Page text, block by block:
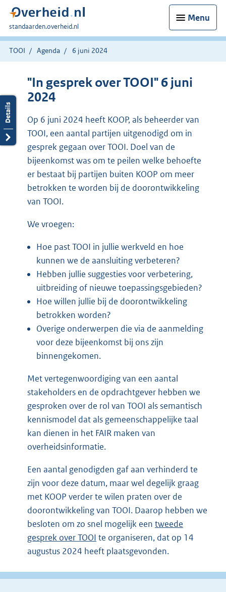
Menu
U
bent
hier:
standaarden.overheid.nl
TOOI Agenda 6 juni 2024
"In gesprek over TOOI" 6 juni
2024
Op 6 juni 2024 heeft KOOP, als beheerder van
TOOI, een aantal partijen uitgenodigd om in
gesprek gegaan over TOOI. Doel van de
bijeenkomst was om te peilen welke behoefte
er bestaat bij partijen buiten KOOP om meer
betrokken te worden bij de doorontwikkeling
van TOOI.
We vroegen:
Hoe past TOOI in jullie werkveld en hoe
kunnen we de aansluiting verbeteren?
Hebben jullie suggesties voor verbetering,
uitbreiding of nieuwe toepassingsgebieden?
Hoe willen jullie bij de doorontwikkeling
betrokken worden?
Overige onderwerpen die via de aanmelding
voor deze bijeenkomst bij ons zijn
binnengekomen.
Met vertegenwoordiging van een aantal
stakeholders en de opdrachtgever hebben we
gesproken over de rol van TOOI als semantisch
kennismodel dat als gemeenschappelijke taal
kan dienen in het FAIR maken van
overheidsinformatie.
Een aantal genodigden gaf aan verhinderd te
zijn voor deze datum, maar wel degelijk graag
met KOOP verder te wilen praten over de
doorontwikkeling van TOOI. Daarop hebben we
besloten om zo snel mogelijk een tweede
gesprek over TOOI te organiseren, dat op 14
augustus 2024 heeft plaatsgevonden.